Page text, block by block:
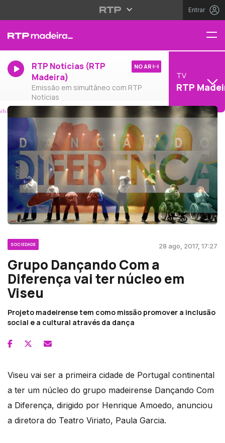
Entrar
RTP Notícias (RTP
Madeira)
Emissão em simultâneo com RTP
Notícias
NO AR
TV
RTP
SOCIEDADE 28 ago, 2017, 17:27
Grupo Dançando Com a
Diferença vai ter núcleo em
Viseu
Projeto madeirense tem como missão promover a inclusão
social e a cultural através da dança
Viseu vai ser a primeira cidade de Portugal continental
a ter um núcleo do grupo madeirense Dançando Com
a Diferença, dirigido por Henrique Amoedo, anunciou
a diretora do Teatro Viriato, Paula Garcia.